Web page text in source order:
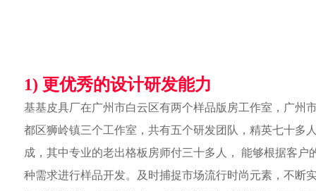
1) 更优秀的设计研发能力
基基皮具厂在广州市白云区有两个样品版房工作室，广州
都区狮岭镇三个工作室，共有五个研发团队，精英七十多
成，其中专业的老出格板房师付三十多人， 能够根据客户
种需求进行样品开发。及时捕捉市场流行时尚元素，不断